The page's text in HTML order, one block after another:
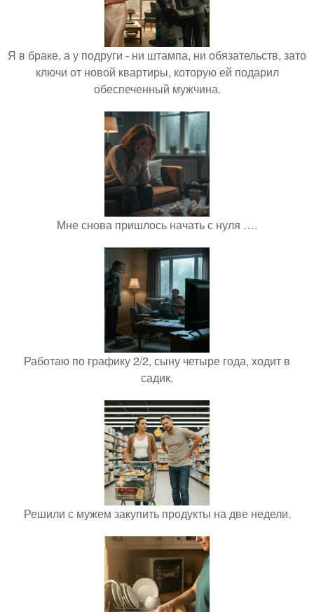
Я в браке, а у подруги - ни штампа, ни обязательств, зато
ключи от новой квартиры, которую ей подарил
обеспеченный мужчина.
Мне снова пришлось начать с нуля ….
Работаю по графику 2/2, сыну четыре года, ходит в
садик.
Решили с мужем закупить продукты на две недели.